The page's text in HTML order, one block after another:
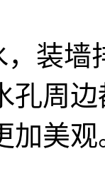
，装墙
孔周
加美观